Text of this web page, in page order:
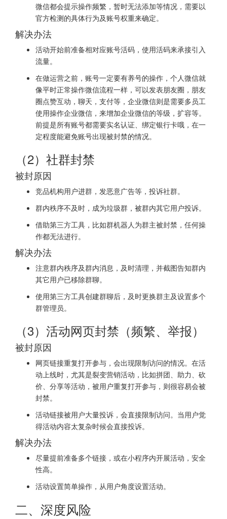
微信都会提示操作频繁，暂时无法添加等情况，需要以
官方检测的具体行为及账号权重来确定。
解决办法
活动开始前准备相对应账号活码，使用活码来承接引入
流量。
在做运营之前，账号一定要有养号的操作，个人微信就
像平时正常操作微信流程一样，可以发表朋友圈，朋友
圈点赞互动，聊天，支付等，企业微信则是需要多员工
使用操作企业微信，来增加企业微信的等级，扩容等。
前提是所有账号都需要实名认证、绑定银行卡哦，在一
定程度能避免账号出现被封禁的情况。
（2）社群封禁
被封原因
竞品机构用户进群，发恶意广告等，投诉社群。
群内秩序不及时，成为垃圾群，被群内其它用户投诉。
借助第三方工具，比如群机器人为群主被封禁，任何操
作都无法进行。
解决办法
注意群内秩序及群内消息，及时清理，并截图告知群内
其它用户已移除群聊。
使用第三方工具创建群聊后，及时更换群主及设置多个
群管理员。
（3）活动网页封禁（频繁、举报）
被封原因
网页链接重复打开参与，会出现限制访问的情况。在活
动上线时，尤其是裂变营销活动，比如拼团、助力、砍
价、分享等活动，被用户重复打开参与，则很容易会被
封禁。
活动链接被用户大量投诉，会直接限制访问。当用户觉
得活动内容太复杂时候会直接投诉。
解决办法
尽量提前准备多个链接，或在小程序内开展活动，安全
性高。
活动设置简单操作，从用户角度设置活动。
二、深度风险